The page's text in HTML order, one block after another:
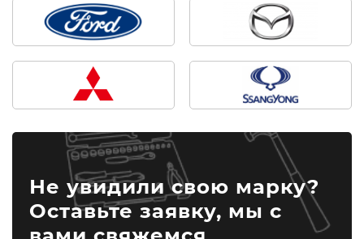
Не увидили свою марку?
Оставьте заявку, мы с